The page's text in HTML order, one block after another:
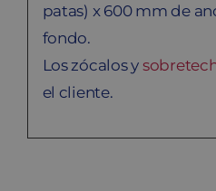
patas) x 600 mm de
fondo.
Los zócalos y
el cliente.